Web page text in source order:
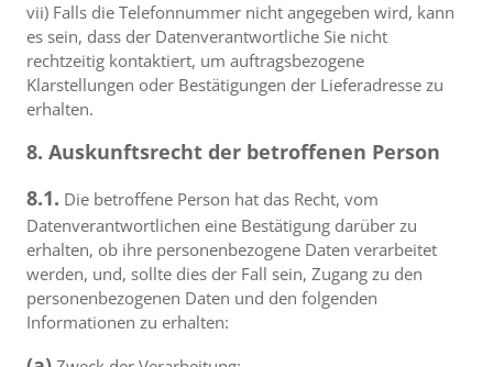
vii) Falls die Telefonnummer nicht angegeben wird, kann
es sein, dass der Datenverantwortliche Sie nicht
rechtzeitig kontaktiert, um auftragsbezogene
Klarstellungen oder Bestätigungen der Lieferadresse zu
erhalten.
8. Auskunftsrecht der betroffenen Person
8.1. Die betroffene Person hat das Recht, vom
Datenverantwortlichen eine Bestätigung darüber zu
erhalten, ob ihre personenbezogene Daten verarbeitet
werden, und, sollte dies der Fall sein, Zugang zu den
personenbezogenen Daten und den folgenden
Informationen zu erhalten: